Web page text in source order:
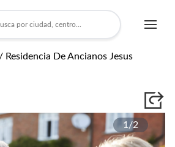
/ Residencia De Ancianos Jesus
1/2